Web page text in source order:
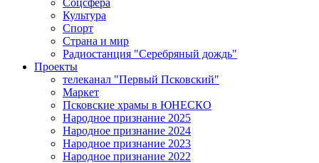
Соцсфера
Культура
Спорт
Страна и мир
Радиостанция "Серебряный дождь"
Проекты
телеканал "Первый Псковский"
Маркет
Псковские храмы в ЮНЕСКО
Народное признание 2025
Народное признание 2024
Народное признание 2023
Народное признание 2022